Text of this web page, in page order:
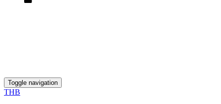
Toggle navigation
THB